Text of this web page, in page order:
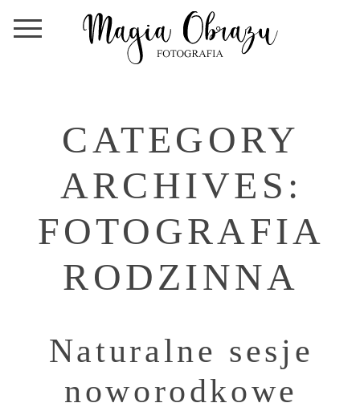
CATEGORY
ARCHIVES:
FOTOGRAFIA
RODZINNA
Naturalne sesje
noworodkowe